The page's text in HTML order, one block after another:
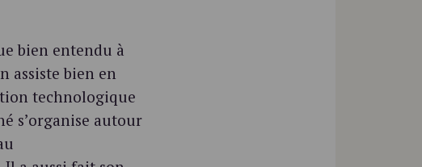
bien entendu à
assiste bien en
technologique
s’organise autour